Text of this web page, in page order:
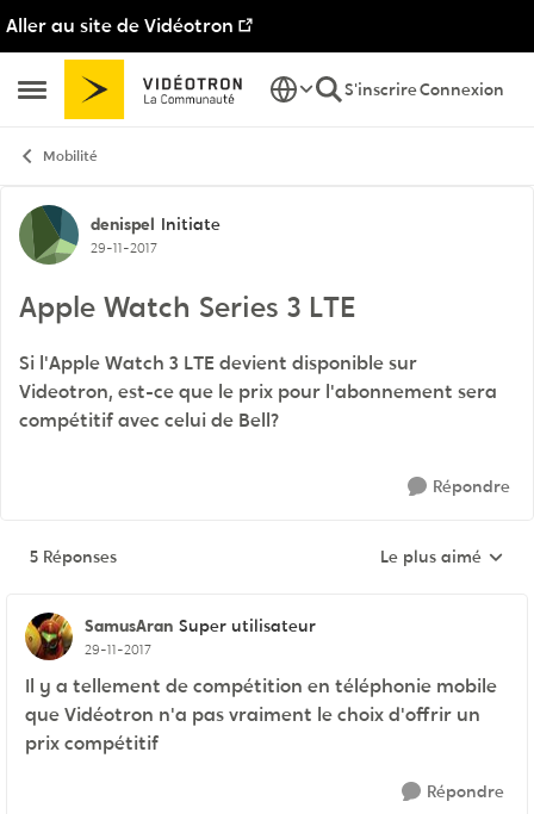
Aller au site de Vidéotron
Ouvrir Menu Latéral
Passer au contenu
S'inscrireConnexion
Mobilité
Discussion de forum
denispel Initiate
29-11-2017
Apple Watch Series 3 LTE
Si l'Apple Watch 3 LTE devient disponible sur
Videotron, est-ce que le prix pour l'abonnement sera
compétitif avec celui de Bell?
Répondre
5 Réponses Réponses triées
Le plus aimé
SamusAran Super utilisateur
29-11-2017
Il y a tellement de compétition en téléphonie mobile
que Vidéotron n'a pas vraiment le choix d'offrir un
prix compétitif
Répondre